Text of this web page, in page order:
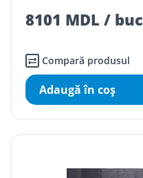
8101 MDL / buc
Compară produsul
Adaugă în coş